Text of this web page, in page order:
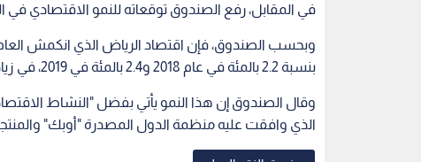
في المقابل، رفع الصندوق توقعاته للنمو الاقتصادي في
بنسبة 2.2 بالمئة في عام 2018 و2.4 بالمئة في 2019، في زيادة قدرها 0.5 بالمئة عن التوقعات السابقة.
وقال الصندوق إن هذا النمو يأتي بفضل "النشاط
الذي وافقت عليه منظمة الدول المصدرة "أوبك"